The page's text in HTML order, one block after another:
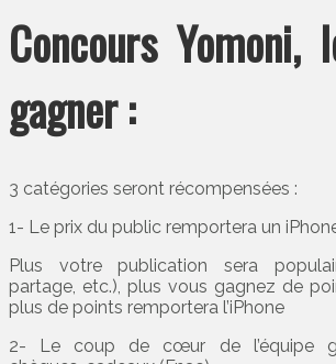
Concours
gagner :
3 catégories seront récompensées :
1- Le prix du public remportera un
Plus votre publication sera
partage, etc.), plus vous gagnez de
plus de points remportera l’iPhone
2- Le coup de cœur de l’équipe